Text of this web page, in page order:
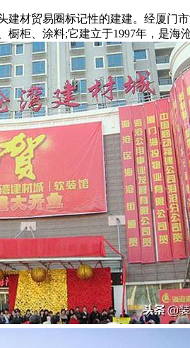
贸易圈标记性的建建。经厦门市
柜、涂料;它建立于1997年，是海